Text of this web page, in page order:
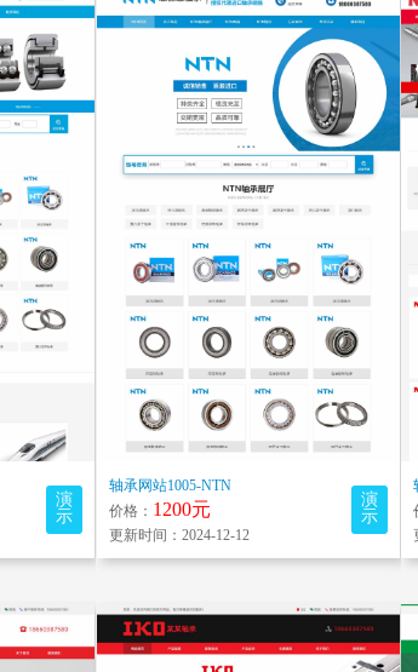
演
示
轴承网站1005-NTN
价格： 1200元
更新时间：2024-12-12
演
示